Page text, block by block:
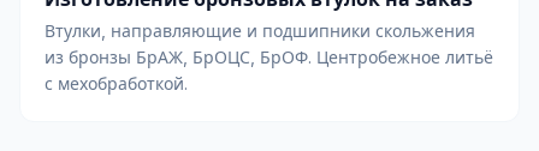
Втулки, направляющие и подшипники скольжения
из бронзы БрАЖ, БрОЦС, БрОФ. Центробежное литьё
с мехобработкой.